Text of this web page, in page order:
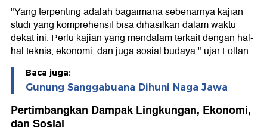
"Yang terpenting adalah bagaimana sebenarnya kajian
studi yang komprehensif bisa dihasilkan dalam waktu
dekat ini. Perlu kajian yang mendalam terkait dengan hal-
hal teknis, ekonomi, dan juga sosial budaya," ujar Lollan.
Baca juga:
Gunung Sanggabuana Dihuni Naga Jawa
Pertimbangkan Dampak Lingkungan, Ekonomi,
dan Sosial